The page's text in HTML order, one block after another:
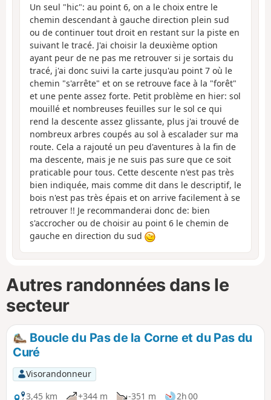
Un seul "hic": au point 6, on a le choix entre le
chemin descendant à gauche direction plein sud
ou de continuer tout droit en restant sur la piste en
suivant le tracé. J'ai choisir la deuxième option
ayant peur de ne pas me retrouver si je sortais du
tracé, j'ai donc suivi la carte jusqu'au point 7 où le
chemin "s'arrête" et on se retrouve face à la "forêt"
et une pente assez forte. Petit problème en hier: sol
mouillé et nombreuses feuilles sur le sol ce qui
rend la descente assez glissante, plus j'ai trouvé de
nombreux arbres coupés au sol à escalader sur ma
route. Cela a rajouté un peu d'aventures à la fin de
ma descente, mais je ne suis pas sure que ce soit
praticable pour tous. Cette descente n'est pas très
bien indiquée, mais comme dit dans le descriptif, le
bois n'est pas très épais et on arrive facilement à se
retrouver !! Je recommanderai donc de: bien
s'accrocher ou de choisir au point 6 le chemin de
gauche en direction du sud
Autres randonnées dans le
secteur
Boucle du Pas de la Corne et du Pas du
Curé
Visorandonneur
3,45 km
+344 m -351 m 2h 00